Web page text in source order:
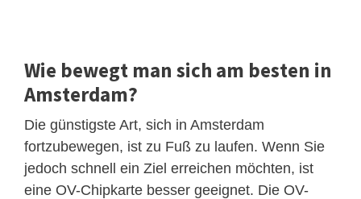
Wie bewegt man sich am besten in
Amsterdam?
Die günstigste Art, sich in Amsterdam
fortzubewegen, ist zu Fuß zu laufen. Wenn Sie
jedoch schnell ein Ziel erreichen möchten, ist
eine OV-Chipkarte besser geeignet. Die OV-